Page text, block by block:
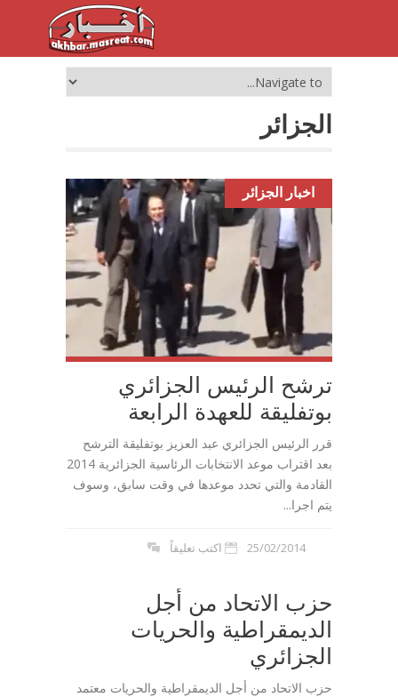
الجزائر
اخبار الجزائر
ترشح الرئيس الجزائري
بوتفليقة للعهدة الرابعة
قرر الرئيس الجزائري عبد العزيز بوتفليقة الترشح
بعد اقتراب موعد الانتخابات الرئاسية الجزائرية 2014
القادمة والتي تحدد موعدها في وقت سابق، وسوف
يتم اجرا...
25/02/2014 اكتب تعليقاً
حزب الاتحاد من أجل
الديمقراطية والحريات
الجزائري
حزب الاتحاد من أجل الديمقراطية والحريات معتمد